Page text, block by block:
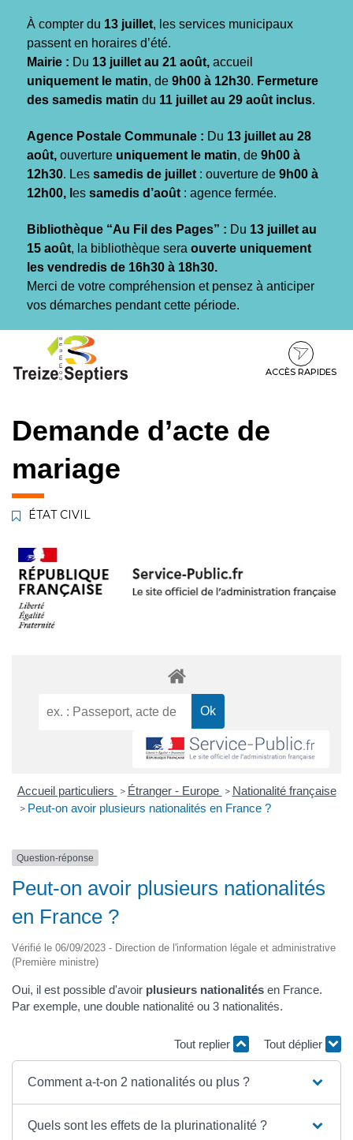
À compter du 13 juillet, les services municipaux
passent en horaires d’été.
Mairie : Du 13 juillet au 21 août, accueil
uniquement le matin, de 9h00 à 12h30. Fermeture
des samedis matin du 11 juillet au 29 août inclus.
Agence Postale Communale : Du 13 juillet au 28
août, ouverture uniquement le matin, de 9h00 à
12h30. Les samedis de juillet : ouverture de 9h00 à
12h00, l es samedis d’août : agence fermée.
Bibliothèque “Au Fil des Pages” : Du 13 juillet au
15 août, la bibliothèque sera ouverte uniquement
les vendredis de 16h30 à 18h30.
Merci de votre compréhension et pensez à anticiper
vos démarches pendant cette période.
contenu
pied
ACCÈS RAPIDES
Demande d’acte de
mariage
ÉTAT CIVIL
Accueil particuliers > Étranger - Europe > Nationalité française
> Peut-on avoir plusieurs nationalités en France ?
Question-réponse
Peut-on avoir plusieurs nationalités
en France ?
Vérifié le 06/09/2023 - Direction de l'information légale et administrative
(Première ministre)
Oui, il est possible d'avoir plusieurs nationalités en France.
Par exemple, une double nationalité ou 3 nationalités.
Tout replier Tout déplier
Comment a-t-on 2 nationalités ou plus ?
Quels sont les effets de la plurinationalité ?